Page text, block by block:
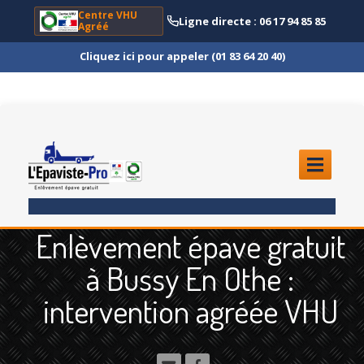
Centre VHU
Agréé
Ligne directe : 06 17 94 85 85
Cliquez ici pour appeler (01 83 64 20 40)
ENLÈVEMENTÉPAVE
Quoi ?
Scooteret Moto
Camion
et Poids Lourd
Enlèvement épave gratuit
à Bussy En Othe :
intervention agréée VHU